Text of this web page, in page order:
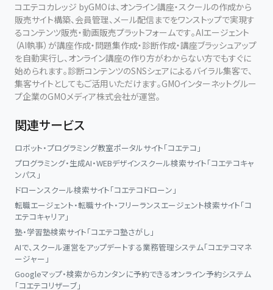
コエテコカレッジ byGMOは、オンライン講座・スクールの作成から
販売サイト構築、会員管理、メール配信までをワンストップで実現す
るコンテンツ販売・動画販売プラットフォームです。AIエージェント
（AI執事）が講座作成・問題集作成・診断作成・講座ブラッシュアップ
を自動実行し、オンライン講座の作り方がわからない方でもすぐに
始められます。診断コンテンツのSNSシェアによるバイラル集客で、
集客サイトとしてもご活用いただけます。GMOインターネットグルー
プ企業のGMOメディア株式会社が運営。
関連サービス
ロボット・プログラミング教室ポータルサイト「コエテコ」
プログラミング・生成AI・WEBデザインスクール検索サイト「コエテコキャ
ンパス」
ドローンスクール検索サイト「コエテコドローン」
転職エージェント・転職サイト・フリーランスエージェント検索サイト「コ
エテコキャリア」
塾・学習塾検索サイト「コエテコ塾さがし」
AIで、スクール運営をアップデートする業務管理システム「コエテコマネ
ージャー」
Googleマップ・検索からカンタンに予約できるオンライン予約システム
「コエテコリザーブ」